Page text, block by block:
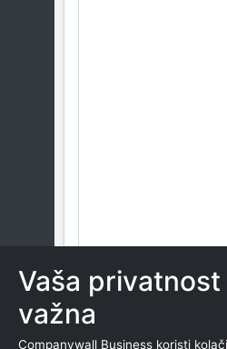
Vaša privatnost
važna
Companywall Business koristi